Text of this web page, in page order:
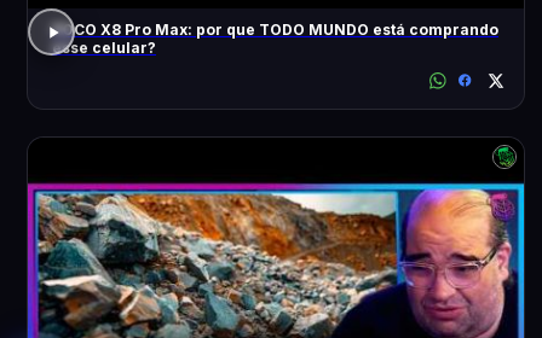
POCO X8 Pro Max: por que TODO MUNDO está comprando
esse celular?